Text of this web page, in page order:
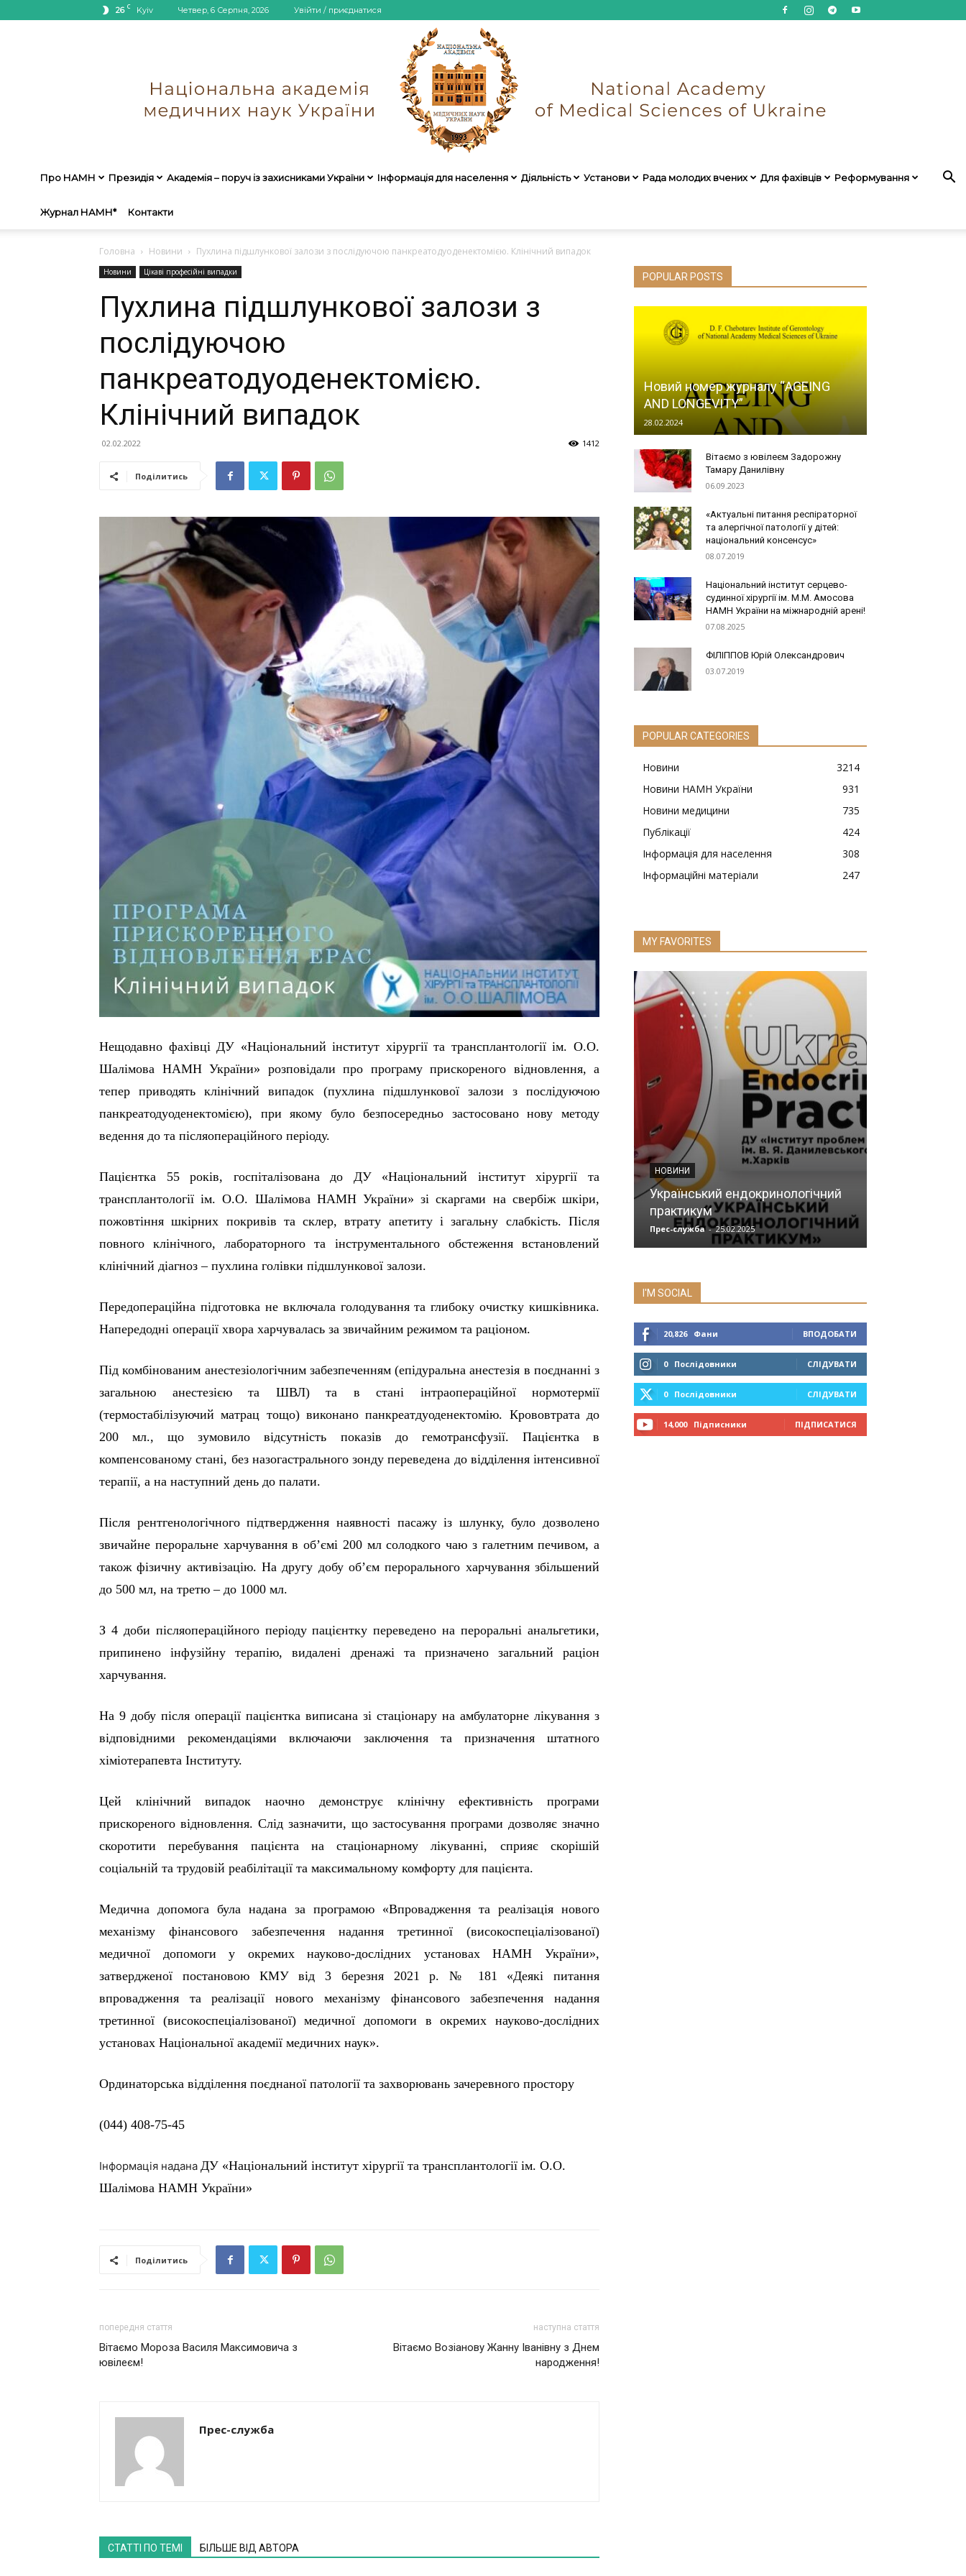
26 C Kyiv Четвер, 6 Серпня, 2026 Увійти / приєднатися
України
Про НАМН Президія Академія – поруч із захисниками України Інформація для населення Діяльність Установи Рада молодих вчених Для фахівців Реформування
Журнал НАМН* Контакти
Головна Новини Пухлина підшлункової залози з послідуючою панкреатодуоденектомією. Клінічний випадок
Новини Цікаві професійні випадки
Пухлина підшлункової залози з
послідуючою
панкреатодуоденектомією.
Клінічний випадок
02.02.2022 1412
Поділитись
Нещодавно фахівціДУ «Національний інститут хірургії та трансплантології ім. О.О.
Шалімова НАМН України» розповідали про програму прискореного відновлення, а
тепер приводять клінічний випадок (пухлина підшлункової залози з послідуючою
панкреатодуоденектомією), при якому було безпосередньо застосовано нову методу
ведення до та післяопераційного періоду.
Пацієнтка 55 років, госпіталізована до ДУ «Національний інститут хірургії та
трансплантології ім. О.О. Шалімова НАМН України» зі скаргами на свербіж шкіри,
пожовтіння шкірних покривів та склер, втрату апетиту і загальну слабкість. Після
повного клінічного, лабораторного та інструментального обстеження встановлений
клінічний діагноз – пухлина голівки підшлункової залози.
Передопераційна підготовка не включала голодування та глибоку очистку кишківника.
Напередодні операції хвора харчувалась за звичайним режимом та раціоном.
Під комбінованим анестезіологічним забезпеченням (епідуральна анестезія в поєднанні з
загальною анестезією та ШВЛ) та в стані інтраопераційної нормотермії
(термостабілізуючий матрац тощо) виконано панкреатдуоденектомію. Крововтрата до
200 мл., що зумовило відсутність показів до гемотрансфузії. Пацієнтка в
компенсованому стані, без назогастрального зонду переведена до відділення інтенсивної
терапії, а на наступний день до палати.
Після рентгенологічного підтвердження наявності пасажу із шлунку, було дозволено
звичайне пероральне харчування в об’ємі 200 мл солодкого чаю з галетним печивом, а
також фізичну активізацію. На другу добу об’єм перорального харчування збільшений
до 500 мл, на третю – до 1000 мл.
З 4 доби післяопераційного періоду пацієнтку переведено на пероральні анальгетики,
припинено інфузійну терапію, видалені дренажі та призначено загальний раціон
харчування.
На 9 добу після операції пацієнтка виписана зі стаціонару на амбулаторне лікування з
відповідними рекомендаціями включаючи заключення та призначення штатного
хіміотерапевта Інституту.
Цей клінічний випадок наочно демонструє клінічну ефективність програми
прискореного відновлення. Слід зазначити, що застосування програми дозволяє значно
скоротити перебування пацієнта на стаціонарному лікуванні, сприяє скорішій
соціальній та трудовій реабілітації та максимальному комфорту для пацієнта.
Медична допомога була надана за програмою «Впровадження та реалізація нового
механізму фінансового забезпечення надання третинної (високоспеціалізованої)
медичної допомоги у окремих науково-дослідних установах НАМН України»,
затвердженої постановою КМУ від 3 березня 2021 р. № 181 «Деякі питання
впровадження та реалізації нового механізму фінансового забезпечення надання
третинної (високоспеціалізованої) медичної допомоги в окремих науково-дослідних
установах Національної академії медичних наук».
Ординаторська відділення поєднаної патології та захворювань зачеревного простору
(044) 408-75-45
Інформація надана ДУ «Національний інститут хірургії та трансплантології ім. О.О.
Шалімова НАМН України»
Поділитись
попередня стаття
Вітаємо Мороза Василя Максимовича з
ювілеєм!
наступна стаття
Вітаємо Возіанову Жанну Іванівну з Днем
народження!
Прес-служба
СТАТТІ ПО ТЕМІ БІЛЬШЕ ВІД АВТОРА
POPULAR POSTS
Новий номер журналу “AGEING
AND LONGEVITY”
28.02.2024
Вітаємо з ювілеєм Задорожну
Тамару Данилівну
06.09.2023
«Актуальні питання респіраторної
та алергічної патології у дітей:
національний консенсус»
08.07.2019
Національний інститут серцево-
судинної хірургії ім. М.М. Амосова
НАМН України на міжнародній арені!
07.08.2025
ФІЛІППОВ Юрій Олександрович
03.07.2019
POPULAR CATEGORIES
Новини
3214
Новини НАМН України
931
Новини медицини
735
Публікації
424
Інформація для населення
308
Інформаційні матеріали
247
MY FAVORITES
НОВИНИ
Український ендокринологічний
практикум
Прес-служба - 25.02.2025
I'M SOCIAL
20,826 Фани ВПОДОБАТИ
0 Послідовники СЛІДУВАТИ
0 Послідовники СЛІДУВАТИ
14,000 Підписники ПІДПИСАТИСЯ